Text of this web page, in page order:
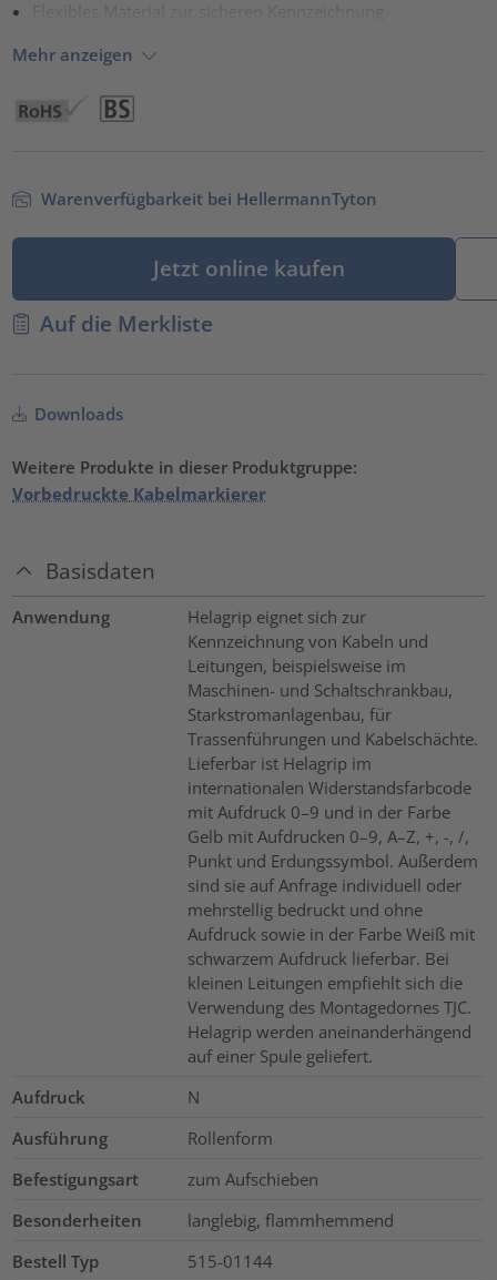
Mehr anzeigen
Warenverfügbarkeit bei HellermannTyton
Jetzt online kaufen
Auf die Merkliste
Downloads
Weitere Produkte in dieser Produktgruppe:
Vorbedruckte Kabelmarkierer
Basisdaten
Anwendung
Helagrip eignet sich zur
Kennzeichnung von Kabeln und
Leitungen, beispielsweise im
Maschinen- und Schaltschrankbau,
Starkstromanlagenbau, für
Trassenführungen und Kabelschächte.
Lieferbar ist Helagrip im
internationalen Widerstandsfarbcode
mit Aufdruck 0–9 und in der Farbe
Gelb mit Aufdrucken 0–9, A–Z, +, -, /,
Punkt und Erdungssymbol. Außerdem
sind sie auf Anfrage individuell oder
mehrstellig bedruckt und ohne
Aufdruck sowie in der Farbe Weiß mit
schwarzem Aufdruck lieferbar. Bei
kleinen Leitungen empfiehlt sich die
Verwendung des Montagedornes TJC.
Helagrip werden aneinanderhängend
auf einer Spule geliefert.
Aufdruck
N
Ausführung
Rollenform
Befestigungsart
zum Aufschieben
Besonderheiten
langlebig, flammhemmend
Bestell Typ
515-01144